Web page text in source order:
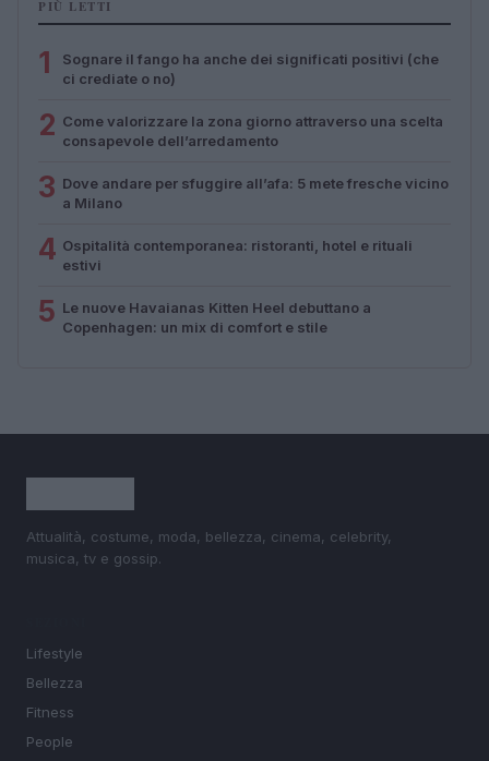
PIÙ LETTI
1
Sognare il fango ha anche dei significati positivi (che
ci crediate o no)
2 Come valorizzare la zona giorno attraverso una scelta
consapevole dell’arredamento
3 Dove andare per sfuggire all’afa: 5 mete fresche vicino
a Milano
4 Ospitalità contemporanea: ristoranti, hotel e rituali
estivi
5 Le nuove Havaianas Kitten Heel debuttano a
Copenhagen: un mix di comfort e stile
Attualità, costume, moda, bellezza, cinema, celebrity,
musica, tv e gossip.
Lifestyle
Bellezza
Fitness
People